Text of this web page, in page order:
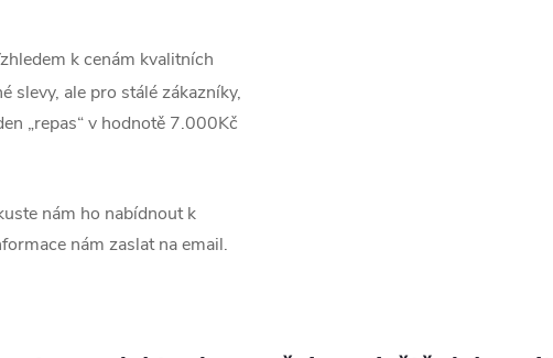
k cenám kvalitních
slevy, ale pro stálé zákazníky,
„repas“ v hodnotě 7.000Kč
nám ho nabídnout k
nám zaslat na email.